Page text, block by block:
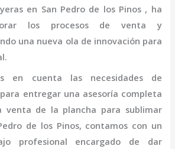
en San Pedro de los Pinos , ha
los procesos de venta y
una nueva ola de innovación para
en cuenta las necesidades de
entregar una asesoría completa
venta de la plancha para sublimar
de los Pinos, contamos con un
profesional encargado de dar